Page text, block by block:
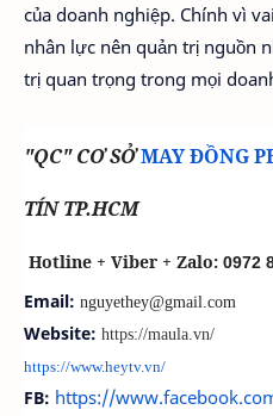
của doanh nghiệp. Chính vì
nhân lực nên quản trị nguồn
trị quan trọng trong mọi
"QC" CƠ SỞMAY ĐỒNG
TÍN TP.HCM
Hotline + Viber + Zalo: 0972
Email: nguyethey@gmail.com
Website: https://maula.vn/
https://www.heytv.vn/
FB: https://